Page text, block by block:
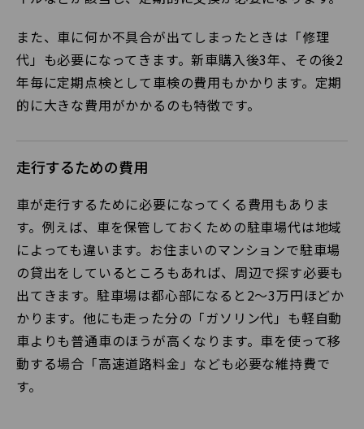
また、車に何か不具合が出てしまったときは「修理
代」も必要になってきます。新車購入後3年、その後2
年毎に定期点検として車検の費用もかかります。定期
的に大きな費用がかかるのも特徴です。
走行するための費用
車が走行するために必要になってくる費用もありま
す。例えば、車を保管しておくための駐車場代は地域
によっても違います。お住まいのマンションで駐車場
の貸出をしているところもあれば、周辺で探す必要も
出てきます。駐車場は都心部になると2～3万円ほどか
かります。他にも走った分の「ガソリン代」も軽自動
車よりも普通車のほうが高くなります。車を使って移
動する場合「高速道路料金」なども必要な維持費で
す。